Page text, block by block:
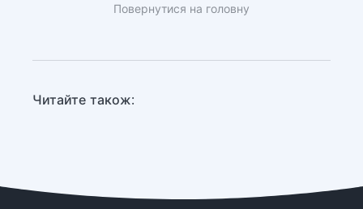
Повернутися на головну
Читайте також: